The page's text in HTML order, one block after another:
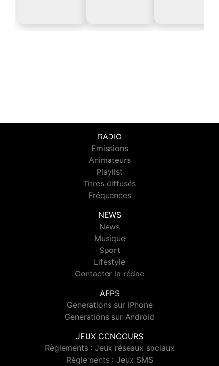
RADIO
Emissions
Animateurs
Playlist
Titres diffusés
Fréquences
NEWS
News
Musique
Sport
Lifestyle
Contacter la rédac
APPS
Generations sur iPhone
Generations sur Android
JEUX CONCOURS
Règlements : Jeux réseaux sociaux
Règlements : Jeux SMS